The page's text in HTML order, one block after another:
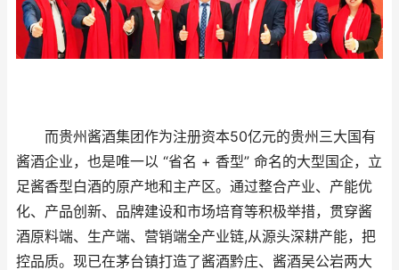
而贵州酱酒集团作为注册资本50亿元的贵州三大国有
酱酒企业，也是唯一以 “省名 + 香型” 命名的大型国企，立
足酱香型白酒的原产地和主产区。通过整合产业、产能优
化、产品创新、品牌建设和市场培育等积极举措，贯穿酱
酒原料端、生产端、营销端全产业链,从源头深耕产能，把
控品质。现已在茅台镇打造了酱酒黔庄、酱酒吴公岩两大